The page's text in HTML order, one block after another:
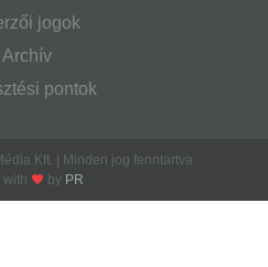
jogok
Archív
pontok
Kft. | Minden jog fenntartva
with
by PR